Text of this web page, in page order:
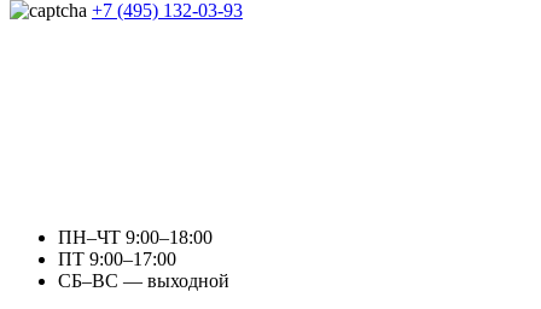
+7 (495) 132-03-93
ПН–ЧТ 9:00–18:00
ПТ 9:00–17:00
СБ–ВС — выходной